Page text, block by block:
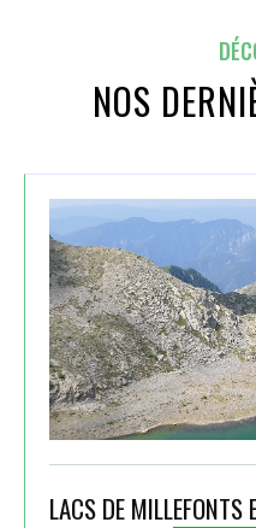
NOS
LACS DE MILLEFONTS